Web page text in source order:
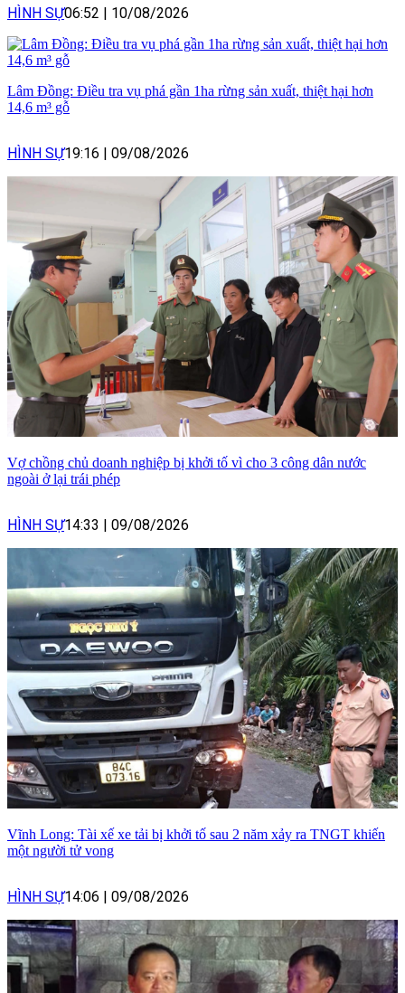
HÌNH SỰ06:52 | 10/08/2026
Lâm Đồng: Điều tra vụ phá gần 1ha rừng sản xuất, thiệt hại hơn
14,6 m³ gỗ
HÌNH SỰ19:16 | 09/08/2026
Vợ chồng chủ doanh nghiệp bị khởi tố vì cho 3 công dân nước
ngoài ở lại trái phép
HÌNH SỰ14:33 | 09/08/2026
Vĩnh Long: Tài xế xe tải bị khởi tố sau 2 năm xảy ra TNGT khiến
một người tử vong
HÌNH SỰ14:06 | 09/08/2026